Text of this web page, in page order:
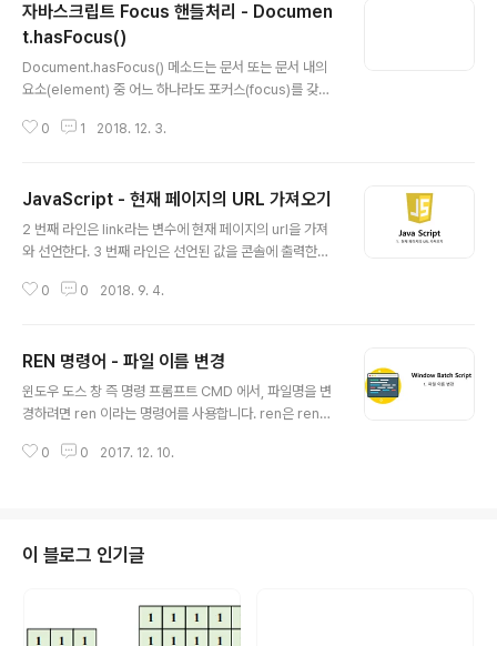
자바스크립트 Focus 핸들처리 - Documen
t.hasFocus()
Document.hasFocus() 메소드는 문서 또는 문서 내의
요소(element) 중 어느 하나라도 포커스(focus)를 갖고
한다. 이 메소드를 사용하여 문서내 활성화된(active) 요
다. 반면에 활성화된 요소는 꼭 포커스를 갖지 않을 수 도
있다. 예를 들면 전면에 나와있지 않은(not a foregroun
d) 팝업창 내의 활성화된 요소는 포커스를 갖고 있지 않다.
문서 내의 활성화된 요소가 포커스를 갖고 있지 않으면 fal
0 1 2018. 12. 3.
JavaScript - 현재 페이지의 URL 가져오기
2 번째 라인은 link라는 변수에 현재 페이지의 url을 가져
와 선언한다. 3 번째 라인은 선언된 값을 콘솔에 출력한다.
으면 2 번째 라인처럼 document.location.href.split
0 0 2018. 9. 4.
REN 명령어 - 파일 이름 변경
윈도우 도스 창 즉 명령 프롬프트 CMD 에서, 파일명을 변
경하려면 ren 이라는 명령어를 사용합니다. ren은 rena
립트를 활용하여 리소스의 이름을 변경하거나 폴더의 이름
0 0 2017. 12. 10.
이 블로그 인기글